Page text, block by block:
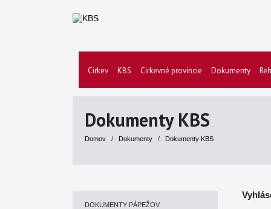
Cirkev KBS Cirkevné provincie Dokumenty
Dokumenty KBS
Domov / Dokumenty / Dokumenty KBS
DOKUMENTY PÁPEŽOV